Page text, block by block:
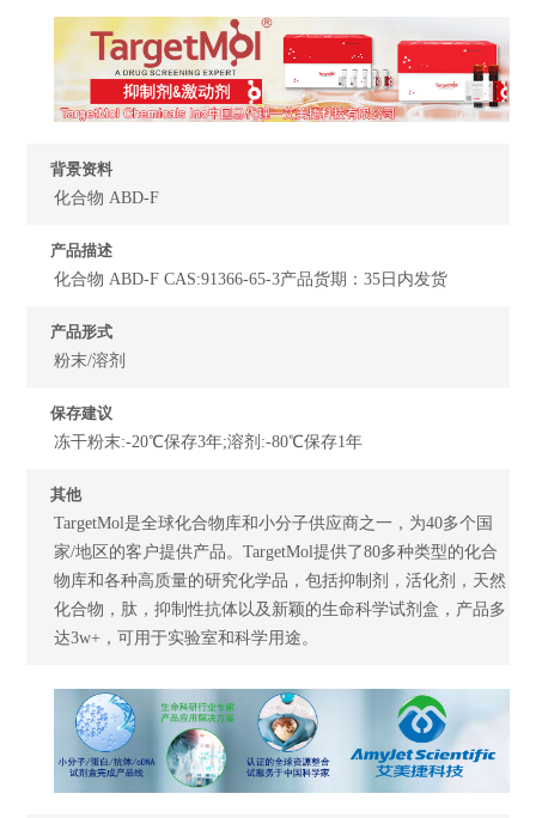
背景资料
化合物 ABD-F
产品描述
化合物 ABD-F CAS:91366-65-3产品货期：35日内发货
产品形式
粉末/溶剂
保存建议
冻干粉末:-20℃保存3年;溶剂:-80℃保存1年
其他
TargetMol是全球化合物库和小分子供应商之一，为40多个国
家/地区的客户提供产品。TargetMol提供了80多种类型的化合
物库和各种高质量的研究化学品，包括抑制剂，活化剂，天然
化合物，肽，抑制性抗体以及新颖的生命科学试剂盒，产品多
达3w+，可用于实验室和科学用途。